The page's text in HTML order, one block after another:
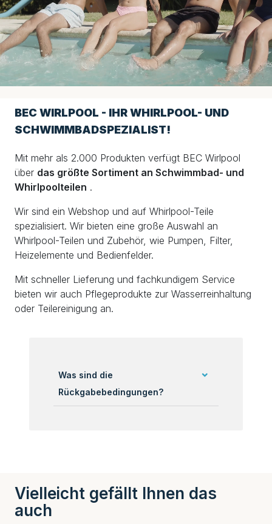
BEC WIRLPOOL - IHR WHIRLPOOL- UND
SCHWIMMBADSPEZIALIST!
Mit mehr als 2.000 Produkten verfügt BEC Wirlpool
über das größte Sortiment an Schwimmbad- und
Whirlpoolteilen .
Wir sind ein Webshop und auf Whirlpool-Teile
spezialisiert. Wir bieten eine große Auswahl an
Whirlpool-Teilen und Zubehör, wie Pumpen, Filter,
Heizelemente und Bedienfelder.
Mit schneller Lieferung und fachkundigem Service
bieten wir auch Pflegeprodukte zur Wasserreinhaltung
oder Teilereinigung an.
Was sind die
Rückgabebedingungen?
Vielleicht gefällt Ihnen das
auch